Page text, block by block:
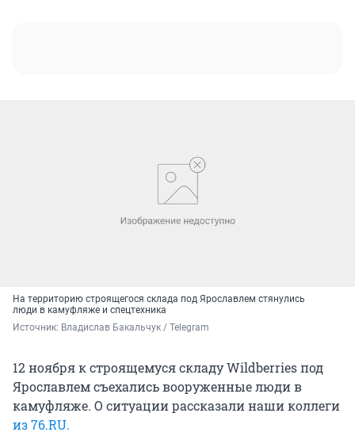
На территорию строящегося склада под Ярославлем стянулись
люди в камуфляже и спецтехника
Источник: Владислав Бакальчук / Telegram
12 ноября к строящемуся складу Wildberries под
Ярославлем съехались вооруженные люди в
камуфляже. О ситуации рассказали наши коллеги
из 76.RU.